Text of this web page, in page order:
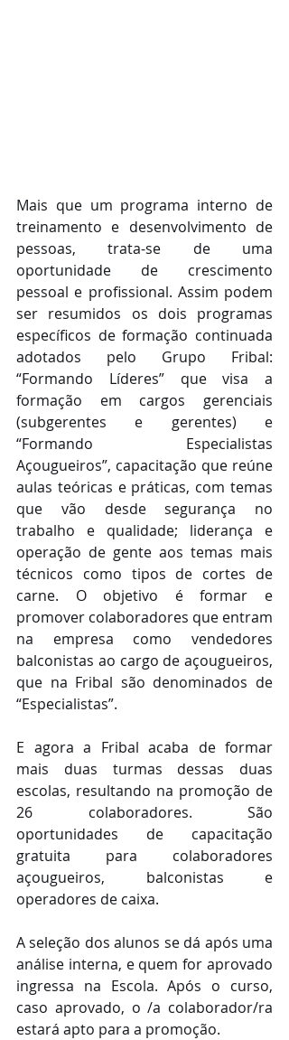
Mais que um programa interno de
treinamento e desenvolvimento de
pessoas, trata-se de uma
oportunidade de crescimento
pessoal e profissional. Assim podem
ser resumidos os dois programas
específicos de formação continuada
adotados pelo Grupo Fribal:
“Formando Líderes” que visa a
formação em cargos gerenciais
(subgerentes e gerentes) e
“Formando Especialistas
Açougueiros”, capacitação que reúne
aulas teóricas e práticas, com temas
que vão desde segurança no
trabalho e qualidade; liderança e
operação de gente aos temas mais
técnicos como tipos de cortes de
carne. O objetivo é formar e
promover colaboradores que entram
na empresa como vendedores
balconistas ao cargo de açougueiros,
que na Fribal são denominados de
“Especialistas”.
E agora a Fribal acaba de formar
mais duas turmas dessas duas
escolas, resultando na promoção de
26 colaboradores. São
oportunidades de capacitação
gratuita para colaboradores
açougueiros, balconistas e
operadores de caixa.
A seleção dos alunos se dá após uma
análise interna, e quem for aprovado
ingressa na Escola. Após o curso,
caso aprovado, o /a colaborador/ra
estará apto para a promoção.